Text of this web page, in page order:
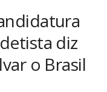
diz
o Brasil